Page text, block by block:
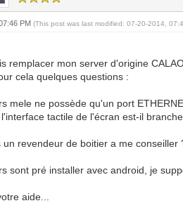
PM(This post was last modified: 07-20-2014,
remplacer mon server d'origine
cela quelques questions :
mele ne possède qu'un port
tactile de l'écran est-il
un revendeur de boitier a me conseiller
sont pré installer avec android, je
aide...